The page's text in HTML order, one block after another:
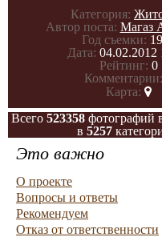
Категория:
Автор поста: Магаз
Год съемки:
Дата: 04.02.2012
Рейтинг: 0
Комментарии:
Карта:
Всего 523358фотографий
в 5257
Это важно
О проекте
Вопросы и ответы
Рекомендуем
Отказ от ответственности